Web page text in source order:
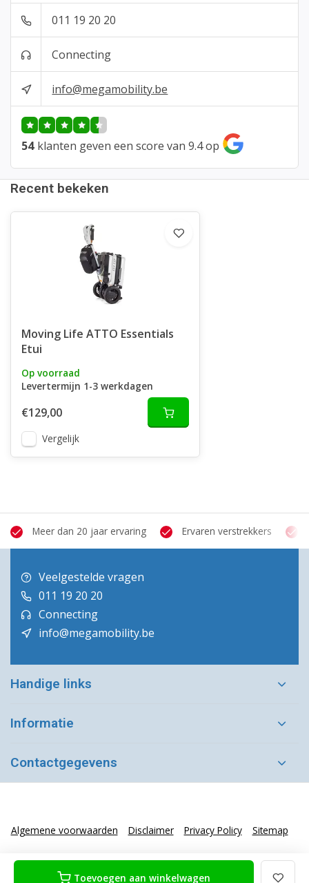
Toevoegen aan winkelwagen
011 19 20 20
Connecting
info@megamobility.be
54 klanten geven een score van 9.4 op
Recent bekeken
Moving Life ATTO Essentials
Etui
Op voorraad
Levertermijn 1-3 werkdagen
€129,00
Vergelijk
Meer dan 20 jaar ervaring Ervaren verstrekkers
Veelgestelde vragen
011 19 20 20
Connecting
info@megamobility.be
Handige links
Informatie
Contactgegevens
Algemene voorwaarden Disclaimer Privacy Policy Sitemap